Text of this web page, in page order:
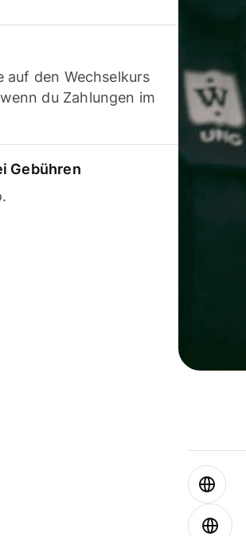
auf den Wechselkurs
du Zahlungen im
Gebühren